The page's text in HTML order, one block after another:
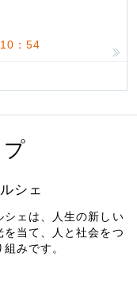
：54
シェ
シェは、人生の新しい
を当て、人と社会をつ
みです。